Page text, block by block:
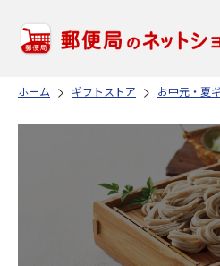
ホーム ギフトストア お中元・夏